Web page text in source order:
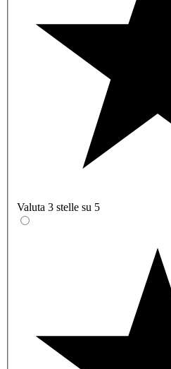
Valuta 3 stelle su 5